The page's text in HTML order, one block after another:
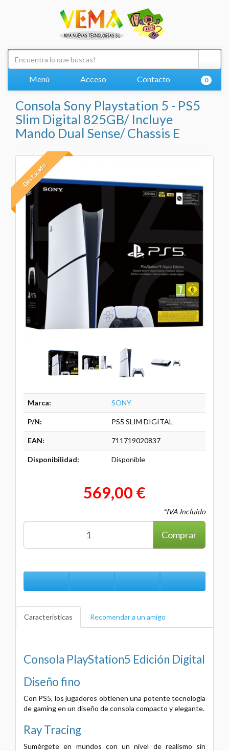
Menú Acceso Contacto 0
Consola Sony Playstation 5 - PS5
Slim Digital 825GB/ Incluye
Mando Dual Sense/ Chassis E
Destacado
Marca: SONY
P/N: PS5 SLIM DIGITAL
EAN: 711719020837
Disponibilidad: Disponible
569,00 €
*IVA Incluido
Comprar
Características Recomendar a un amigo
Consola PlayStation5 Edición Digital
Diseño fino
Con PS5, los jugadores obtienen una potente tecnología
de gaming en un diseño de consola compacto y elegante.
Ray Tracing
Sumérgete en mundos con un nivel de realismo sin